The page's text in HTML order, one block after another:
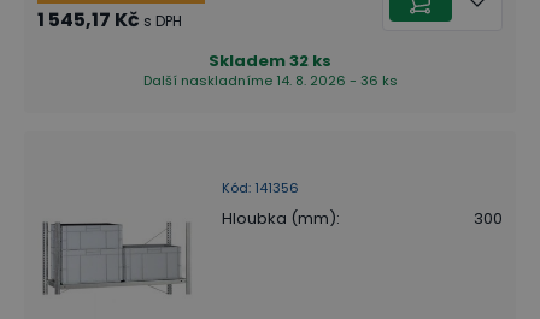
1 545,17 Kč s DPH
Skladem32 ks
Další naskladníme 14. 8. 2026 - 36 ks
Kód: 141356
Hloubka (mm): 300